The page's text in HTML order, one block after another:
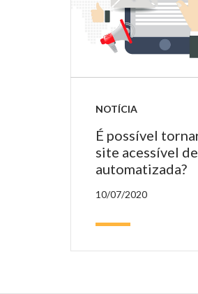
NOTÍCIA
É possível
site acessível
automatizada?
10/07/2020